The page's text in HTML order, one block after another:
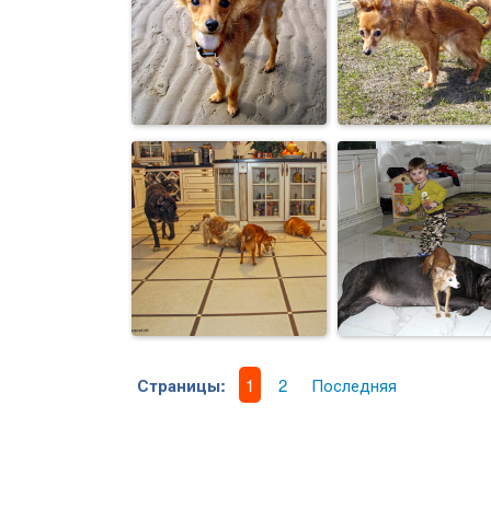
Хозяин, бросай
курить.
Обидели
Ушастик.
Как не
Страницы: 1 2 Последняя